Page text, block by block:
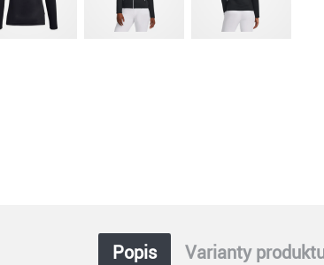
Popis Varianty